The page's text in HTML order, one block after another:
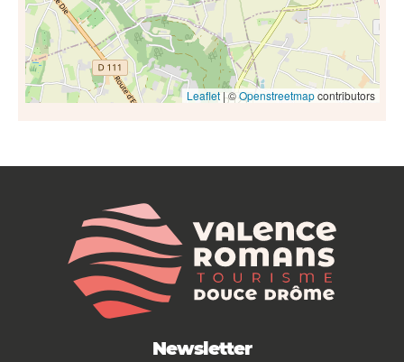
Leaflet| ©Openstreetmapcontributors
Newsletter